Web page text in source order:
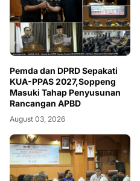
Pemda dan DPRD Sepakati
KUA-PPAS 2027,Soppeng
Masuki Tahap Penyusunan
Rancangan APBD
August 03, 2026